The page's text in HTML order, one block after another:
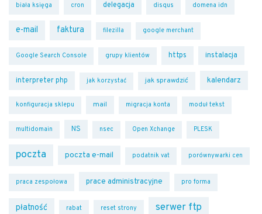
biała księga cron delegacja disqus domena idn
e-mail faktura filezilla google merchant
Google Search Console grupy klientów https instalacja
interpreter php jak korzystać jak sprawdzić kalendarz
konfiguracja sklepu mail migracja konta moduł tekst
multidomain NS nsec Open Xchange PLESK
poczta poczta e-mail podatnik vat porównywarki cen
praca zespołowa prace administracyjne pro forma
płatność rabat reset strony serwer ftp